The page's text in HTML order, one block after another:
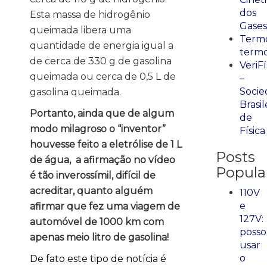
Esta massa de hidrogênio
queimada libera uma
quantidade de energia igual a
de cerca de 330 g de gasolina
queimada ou cerca de 0,5 L de
gasolina queimada.
Portanto, ainda que de algum
modo milagroso o “inventor”
houvesse feito a eletrólise de 1 L
de água, a afirmação no vídeo
é tão inverossímil, difícil de
acreditar, quanto alguém
afirmar que fez uma viagem de
automóvel de 1000 km com
apenas meio litro de gasolina!
De fato este tipo de notícia é
dos
Gases
–
de
Física
Posts
110V
e
127V:
posso
usar
o